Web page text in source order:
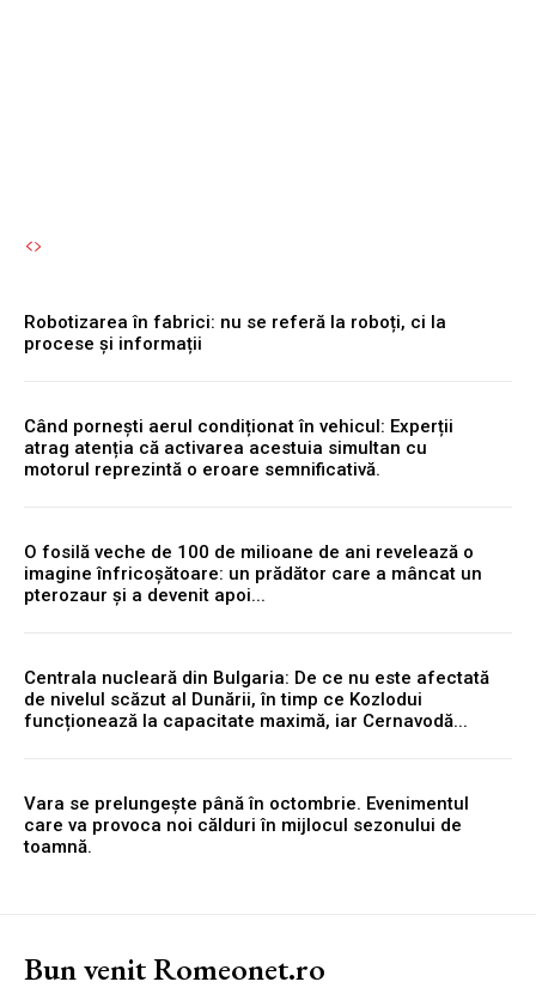
Robotizarea în fabrici: nu se referă la roboți, ci la
procese și informații
Când pornești aerul condiționat în vehicul: Experții
atrag atenția că activarea acestuia simultan cu
motorul reprezintă o eroare semnificativă.
O fosilă veche de 100 de milioane de ani revelează o
imagine înfricoșătoare: un prădător care a mâncat un
pterozaur și a devenit apoi...
Centrala nucleară din Bulgaria: De ce nu este afectată
de nivelul scăzut al Dunării, în timp ce Kozlodui
funcționează la capacitate maximă, iar Cernavodă...
Vara se prelungește până în octombrie. Evenimentul
care va provoca noi călduri în mijlocul sezonului de
toamnă.
Bun venit Romeonet.ro